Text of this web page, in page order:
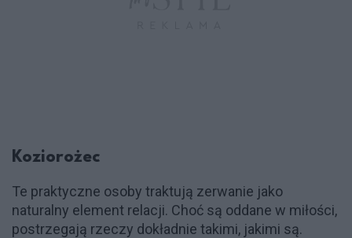
Koziorożec
Te praktyczne osoby traktują zerwanie jako
naturalny element relacji. Choć są oddane w miłości,
postrzegają rzeczy dokładnie takimi, jakimi są.